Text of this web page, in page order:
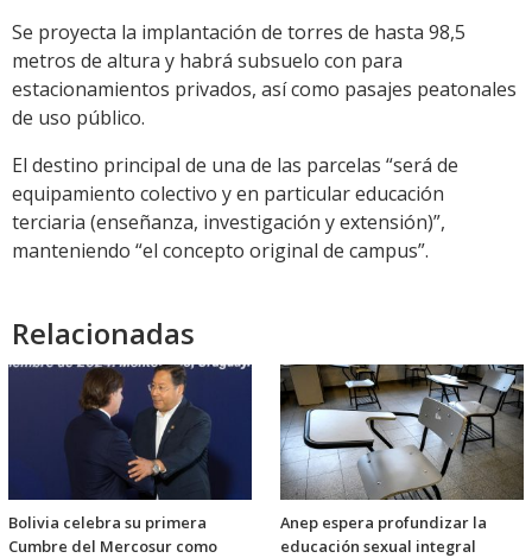
Se proyecta la implantación de torres de hasta 98,5
metros de altura y habrá subsuelo con para
estacionamientos privados, así como pasajes peatonales
de uso público.
El destino principal de una de las parcelas “será de
equipamiento colectivo y en particular educación
terciaria (enseñanza, investigación y extensión)”,
manteniendo “el concepto original de campus”.
Relacionadas
Bolivia celebra su primera
Cumbre del Mercosur como
Anep espera profundizar la
educación sexual integral